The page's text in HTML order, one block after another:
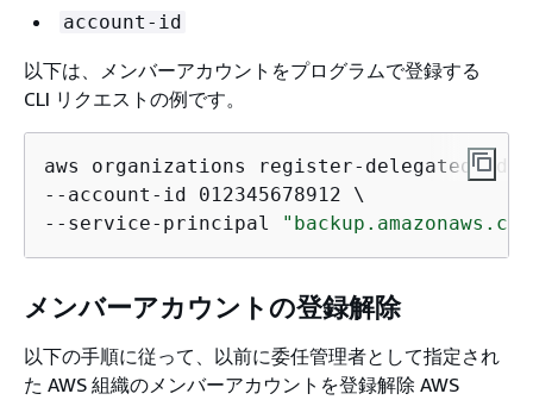
account-id
以下は、メンバーアカウントをプログラムで登録する
CLI リクエストの例です。
aws organizations register-delegated-
--account-id 012345678912 \
--service-principal
メンバーアカウントの登録解除
以下の手順に従って、以前に委任管理者として指定され
た AWS 組織のメンバーアカウントを登録解除 AWS